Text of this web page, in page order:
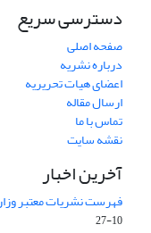
دسترسی سریع
صفحه اصلی
درباره نشریه
اعضای هیات تحریریه
ارسال مقاله
تماس با ما
نقشه سایت
آخرین اخبار
فهرست نشریات معتبر وزارت
10-27